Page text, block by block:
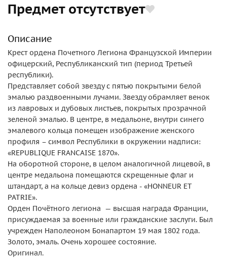
Предмет отсутствует
Описание
Крест ордена Почетного Легиона Французской Империи
офицерский, Республиканский тип (период Третьей
республики).
Представляет собой звезду с пятью покрытыми белой
эмалью раздвоенными лучами. Звезду обрамляет венок
из лавровых и дубовых листьев, покрытых прозрачной
зеленой эмалью. В центре, в медальоне, внутри синего
эмалевого кольца помещен изображение женского
профиля – символ Республики в окружении надписи:
«REPUBLIQUE FRANCAISE 1870».
На оборотной стороне, в целом аналогичной лицевой, в
центре медальона помещаются скрещенные флаг и
штандарт, а на кольце девиз ордена - «HONNEUR ET
PATRIE».
Орден Почётного легиона — высшая награда Франции,
присуждаемая за военные или гражданские заслуги. Был
учрежден Наполеоном Бонапартом 19 мая 1802 года.
Золото, эмаль. Очень хорошее состояние.
Оригинал.